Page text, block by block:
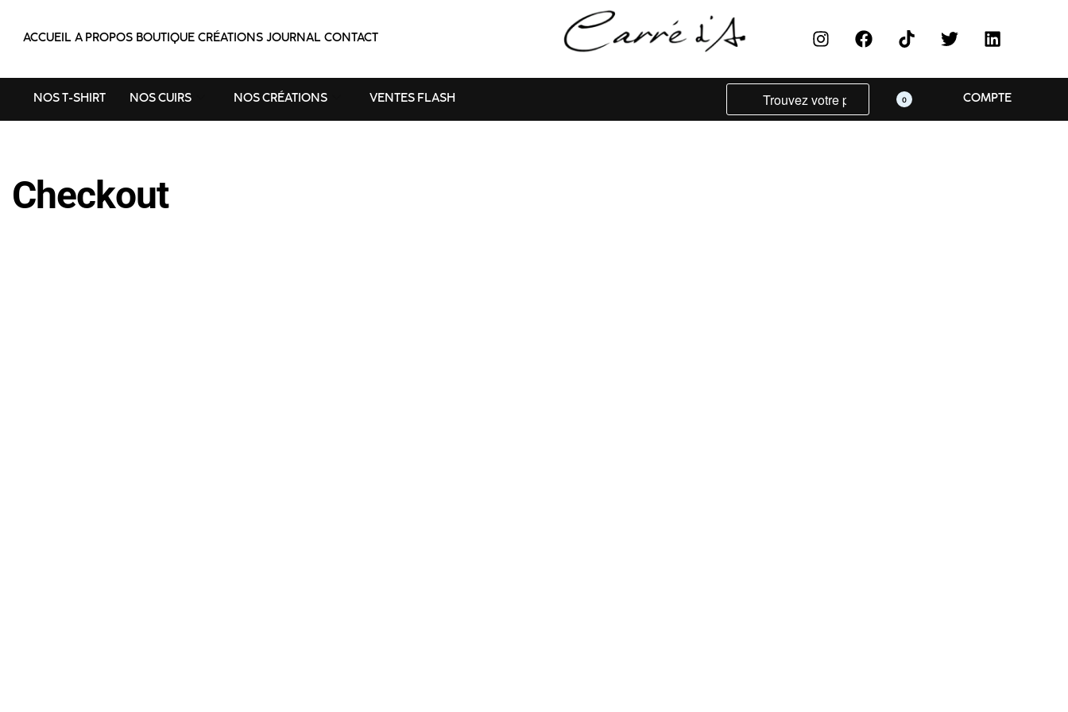
ACCUEIL A PROPOS BOUTIQUE CRÉATIONS JOURNAL CONTACT
NOS T-SHIRT NOS CUIRS NOS CRÉATIONS VENTES FLASH 0 COMPTE
Checkout